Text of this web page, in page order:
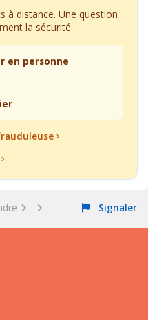
à distance. Une question
la sécurité.
en personne
Signaler